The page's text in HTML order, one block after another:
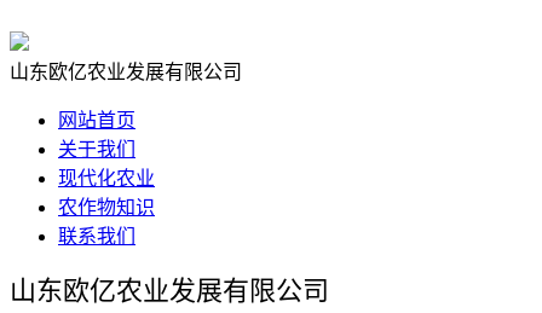
山东欧亿农业发展有限公司
网站首页
关于我们
现代化农业
农作物知识
联系我们
山东欧亿农业发展有限公司